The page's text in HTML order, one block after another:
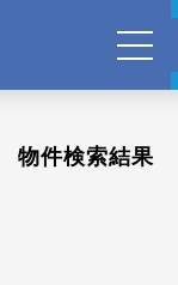
物件検索結果